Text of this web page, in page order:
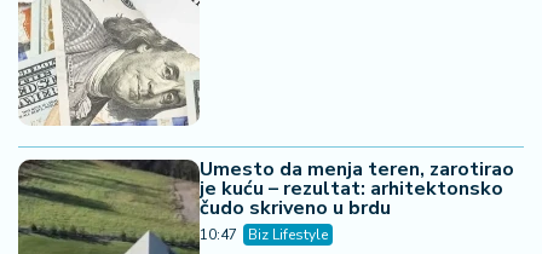
Umesto da menja teren, zarotirao
je kuću – rezultat: arhitektonsko
čudo skriveno u brdu
10:47 Biz Lifestyle